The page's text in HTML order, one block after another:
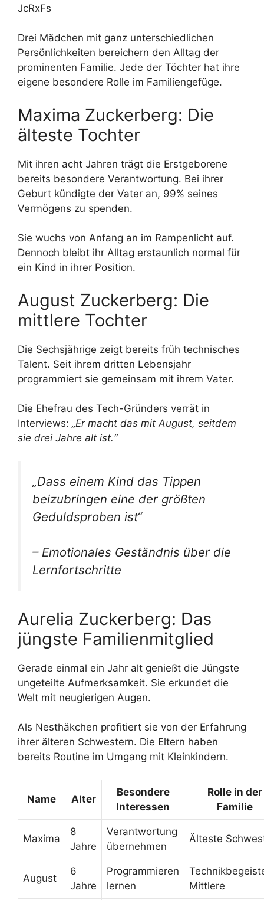
JcRxFs
Drei Mädchen mit ganz unterschiedlichen
Persönlichkeiten bereichern den Alltag der
prominenten Familie. Jede der Töchter hat ihre
eigene besondere Rolle im Familiengefüge.
Maxima Zuckerberg: Die
älteste Tochter
Mit ihren acht Jahren trägt die Erstgeborene
bereits besondere Verantwortung. Bei ihrer
Geburt kündigte der Vater an, 99% seines
Vermögens zu spenden.
Sie wuchs von Anfang an im Rampenlicht auf.
Dennoch bleibt ihr Alltag erstaunlich normal für
ein Kind in ihrer Position.
August Zuckerberg: Die
mittlere Tochter
Die Sechsjährige zeigt bereits früh technisches
Talent. Seit ihrem dritten Lebensjahr
programmiert sie gemeinsam mit ihrem Vater.
Die Ehefrau des Tech-Gründers verrät in
Interviews: „Er macht das mit August, seitdem
sie drei Jahre alt ist.“
„Dass einem Kind das Tippen
beizubringen eine der größten
Geduldsproben ist“
– Emotionales Geständnis über die
Lernfortschritte
Aurelia Zuckerberg: Das
jüngste Familienmitglied
Gerade einmal ein Jahr alt genießt die Jüngste
ungeteilte Aufmerksamkeit. Sie erkundet die
Welt mit neugierigen Augen.
Als Nesthäkchen profitiert sie von der Erfahrung
ihrer älteren Schwestern. Die Eltern haben
bereits Routine im Umgang mit Kleinkindern.
Name Alter
Besondere
Interessen
Rolle in der
Familie
Maxima
8
Jahre
Verantwortung
übernehmen
Älteste
August
6
Jahre
Programmieren
lernen
Mittlere